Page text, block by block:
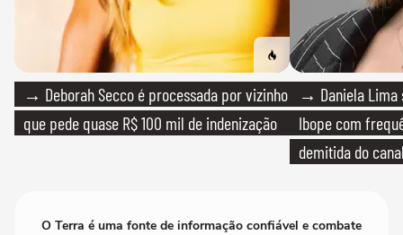
→ Deborah Secco é processada por vizinho
que pede quase R$ 100 mil de indenização
→ Daniela Lima
Ibope com
demitida do
O Terra é uma fonte de informação confiável e combate